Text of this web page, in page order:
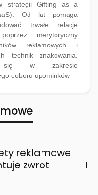
strategii Gifting as a
Od lat pomaga
trwałe relacje
merytoryczny
reklamowych i
technik znakowania.
się w zakresie
doboru upominków.
reklamowe
zwrot
+